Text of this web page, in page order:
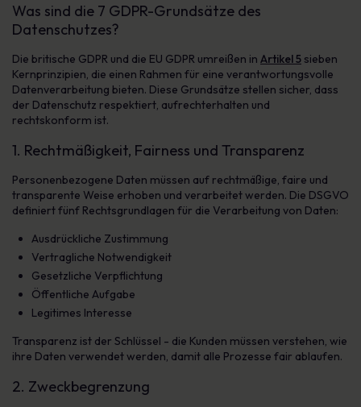
Was sind die 7 GDPR-Grundsätze des
Datenschutzes?
Die britische GDPR und die EU GDPR umreißen in Artikel 5 sieben
Kernprinzipien, die einen Rahmen für eine verantwortungsvolle
Datenverarbeitung bieten. Diese Grundsätze stellen sicher, dass
der Datenschutz respektiert, aufrechterhalten und
rechtskonform ist.
1. Rechtmäßigkeit, Fairness und Transparenz
Personenbezogene Daten müssen auf rechtmäßige, faire und
transparente Weise erhoben und verarbeitet werden. Die DSGVO
definiert fünf Rechtsgrundlagen für die Verarbeitung von Daten:
Ausdrückliche Zustimmung
Vertragliche Notwendigkeit
Gesetzliche Verpflichtung
Öffentliche Aufgabe
Legitimes Interesse
Transparenz ist der Schlüssel - die Kunden müssen verstehen, wie
ihre Daten verwendet werden, damit alle Prozesse fair ablaufen.
2. Zweckbegrenzung